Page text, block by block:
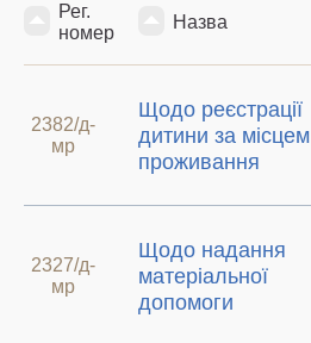
Рег.
номер
Назва
2382/д-
мр
Щодо реєстрації
дитини за місцем
проживання
2327/д-
мр
Щодо надання
матеріальної
допомоги